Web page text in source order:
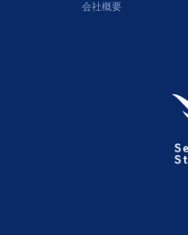
会社概要